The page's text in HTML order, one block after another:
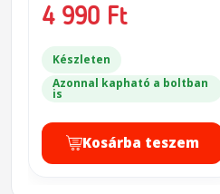
Pearlbrook)
4 990 Ft
Készleten
Azonnal kapható a boltban
is
Kosárba teszem